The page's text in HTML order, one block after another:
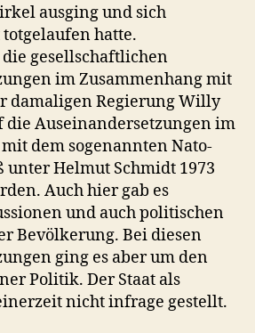
ausging und sich
hatte.
gesellschaftlichen
im Zusammenhang mit
damaligen Regierung Willy
die Auseinandersetzungen im
dem sogenannten Nato-
unter Helmut Schmidt 1973
Auch hier gab es
und auch politischen
Bevölkerung. Bei diesen
ging es aber um den
Politik. Der Staat als
nicht infrage gestellt.